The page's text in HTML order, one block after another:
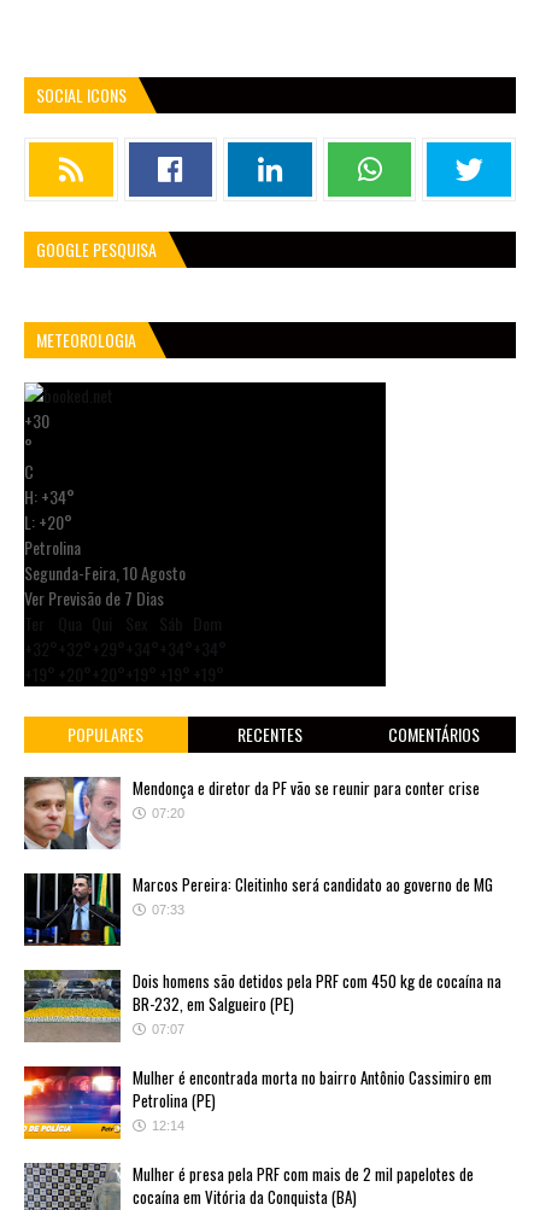
SOCIAL ICONS
GOOGLE PESQUISA
METEOROLOGIA
+30
°
C
H:+34°
L:+20°
Petrolina
Segunda-Feira, 10 Agosto
Ver Previsão de 7 Dias
POPULARES RECENTES COMENTÁRIOS
Mendonça e diretor da PF vão se reunir para conter crise
07:20
Marcos Pereira: Cleitinho será candidato ao governo de MG
07:33
Dois homens são detidos pela PRF com 450 kg de cocaína na
BR-232, em Salgueiro (PE)
07:07
Mulher é encontrada morta no bairro Antônio Cassimiro em
Petrolina (PE)
12:14
Mulher é presa pela PRF com mais de 2 mil papelotes de
cocaína em Vitória da Conquista (BA)